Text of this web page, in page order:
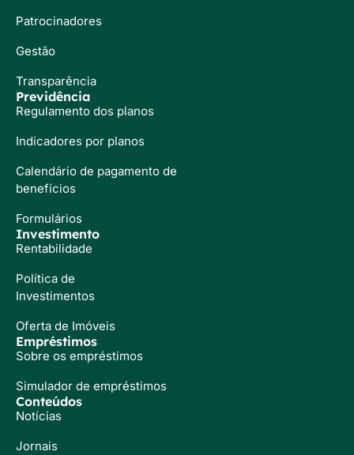
Patrocinadores
Gestão
Transparência
Previdência
Regulamento dos planos
Indicadores por planos
Calendário de pagamento de
benefícios
Formulários
Investimento
Rentabilidade
Política de
Investimentos
Oferta de Imóveis
Empréstimos
Sobre os empréstimos
Simulador de empréstimos
Conteúdos
Notícias
Jornais